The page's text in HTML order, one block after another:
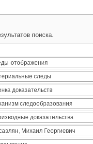
поиска.